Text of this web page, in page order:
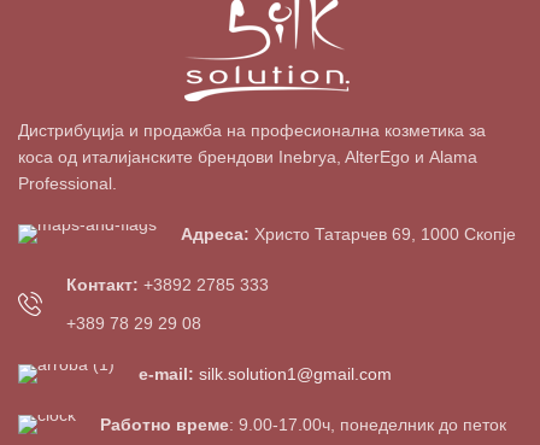
Дистрибуција и продажба на професионална козметика за
коса од италијанските брендови Inebrya, AlterEgo и Alama
Professional.
Адреса: Христо Татарчев 69, 1000 Скопје
Контакт: +3892 2785 333
+389 78 29 29 08
e-mail: silk.solution1@gmail.com
Работно време: 9.00-17.00ч, понеделник до петок